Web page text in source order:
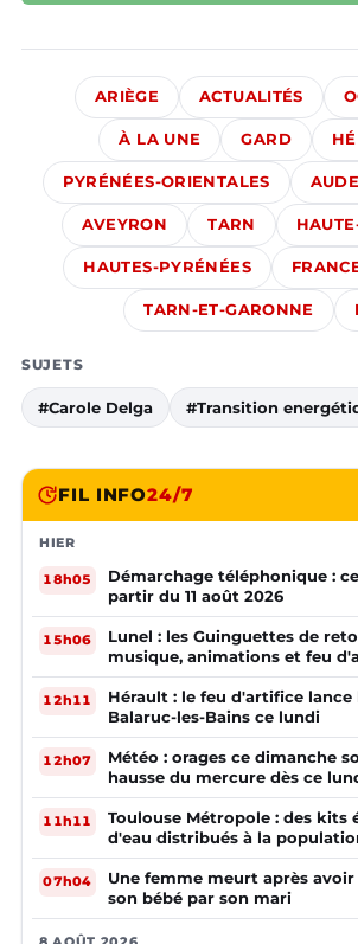
ARIÈGE ACTUALITÉS
À LA UNE GARD
PYRÉNÉES-ORIENTALES AUDE
AVEYRON TARN
HAUTES-PYRÉNÉES
TARN-ET-GARONNE
SUJETS
#Carole Delga #Transition
FIL INFO24/7
HIER
18h05
Démarchage téléphonique :
partir du 11 août 2026
15h06
Lunel : les Guinguettes de
musique, animations et feu
12h11
Hérault : le feu d'artifice lance
Balaruc-les-Bains ce lundi
12h07
Météo : orages ce dimanche
hausse du mercure dès ce
11h11
Toulouse Métropole : des kits
d'eau distribués à la
07h04
Une femme meurt après
son bébé par son mari